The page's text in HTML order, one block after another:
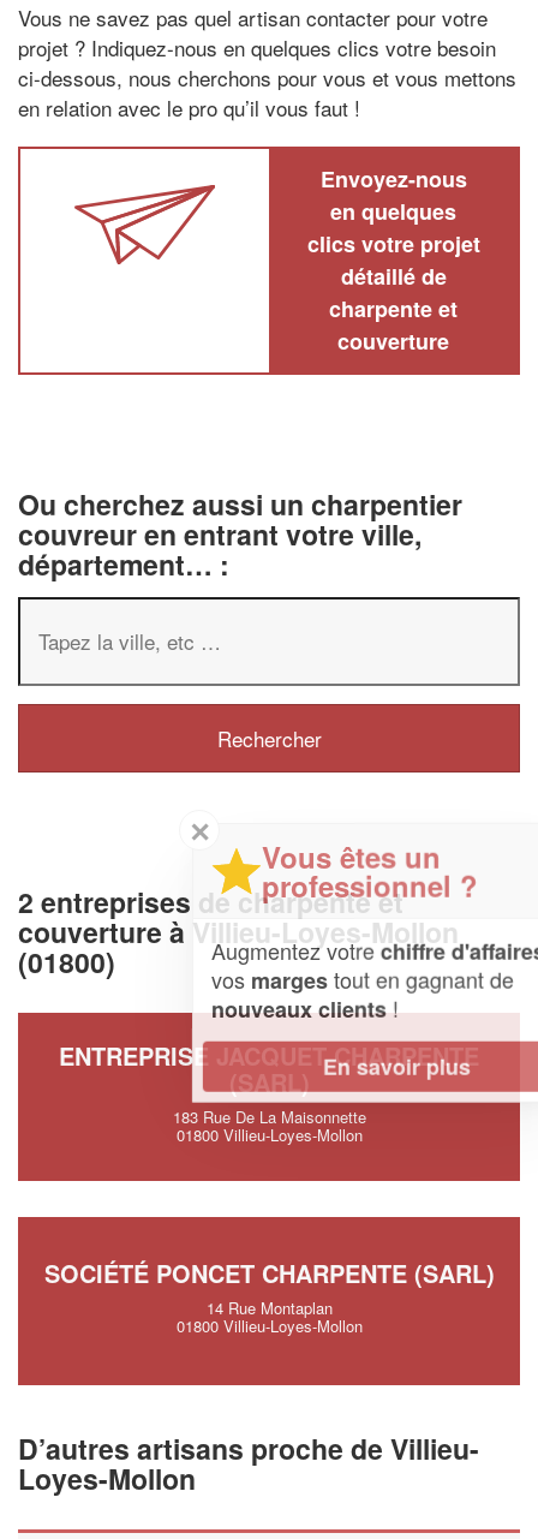
Vous ne savez pas quel artisan contacter pour votre
projet ? Indiquez-nous en quelques clics votre besoin
ci-dessous, nous cherchons pour vous et vous mettons
en relation avec le pro qu’il vous faut !
Envoyez-nous
en quelques
clics votre projet
détaillé de
charpente et
couverture
Ou cherchez aussi un charpentier
couvreur en entrant votre ville,
département… :
2 entreprises de charpente et
couverture à Villieu-Loyes-Mollon
(01800)
ENTREPRISE JACQUET CHARPENTE
(SARL)
183 Rue De La Maisonnette
01800 Villieu-Loyes-Mollon
SOCIÉTÉ PONCET CHARPENTE (SARL)
14 Rue Montaplan
01800 Villieu-Loyes-Mollon
D’autres artisans proche de Villieu-
Loyes-Mollon
Vous êtes un
professionnel ?
Augmentez votrechiffre d'affaireset
margestout en gagnant de
nouveaux clients!
En savoir plus